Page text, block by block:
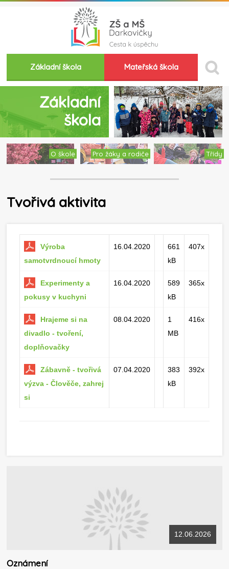
Základní škola Mateřská škola
Základní
škola
O škole Pro žáky a rodiče Třídy
Tvořivá aktivita
Výroba
samotvrdnoucí hmoty
16.04.2020
661
kB
407x
Experimenty a
pokusy v kuchyni
16.04.2020
589
kB
365x
Hrajeme si na
divadlo - tvoření,
doplňovačky
08.04.2020
1
MB
416x
Zábavně - tvořivá
výzva - Člověče, zahrej
si
07.04.2020
383
kB
392x
12.06.2026
Oznámení